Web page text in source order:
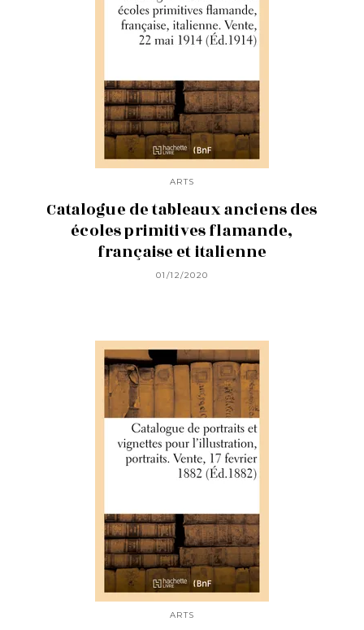
ARTS
Catalogue de tableaux anciens des
écoles primitives flamande,
française et italienne
01/12/2020
ARTS